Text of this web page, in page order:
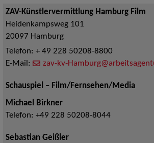
ZAV-Künstlervermittlung Hamburg Film
Heidenkampsweg 101
20097 Hamburg
Telefon: + 49 228 50208-8800
E-Mail:
zav-kv-
Schauspiel – Film/Fernsehen/Media
Michael Birkner
Telefon: +49 228 50208-8044
Sebastian Geißler